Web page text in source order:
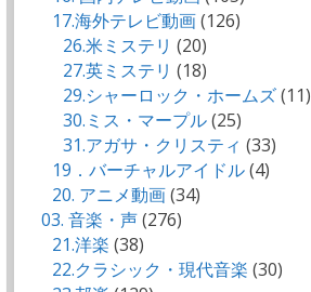
17.海外テレビ動画(126)
26.米ミステリ (20)
27.英ミステリ (18)
29.シャーロック・ホームズ(11)
30.ミス・マープル(25)
31.アガサ・クリスティ (33)
19．バーチャルアイドル(4)
20. アニメ動画(34)
03. 音楽・声(276)
21.洋楽 (38)
22.クラシック・現代音楽 (30)